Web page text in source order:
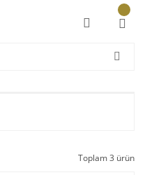
Toplam 3 ürün